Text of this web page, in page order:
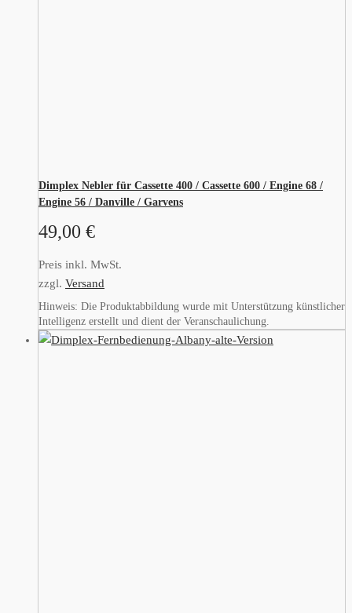
Dimplex Nebler für Cassette 400 / Cassette 600 / Engine 68 /
Engine 56 / Danville / Garvens
49,00 €
Preis inkl. MwSt.
zzgl. Versand
Hinweis: Die Produktabbildung wurde mit Unterstützung künstlicher
Intelligenz erstellt und dient der Veranschaulichung.